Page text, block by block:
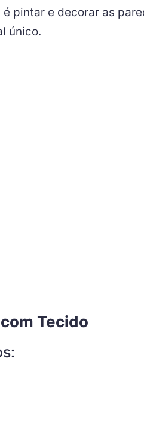
pintar e decorar as
único.
Tecido